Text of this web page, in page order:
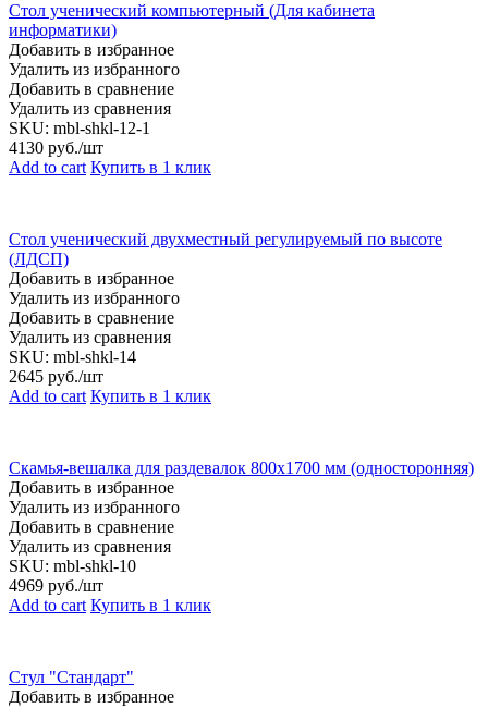
Стол ученический компьютерный (Для кабинета
информатики)
Добавить в избранное
Удалить из избранного
Добавить в сравнение
Удалить из сравнения
SKU: mbl-shkl-12-1
4130 руб./шт
Add to cart Купить в 1 клик
Стол ученический двухместный регулируемый по высоте
(ЛДСП)
Добавить в избранное
Удалить из избранного
Добавить в сравнение
Удалить из сравнения
SKU: mbl-shkl-14
2645 руб./шт
Add to cart Купить в 1 клик
Скамья-вешалка для раздевалок 800х1700 мм (односторонняя)
Добавить в избранное
Удалить из избранного
Добавить в сравнение
Удалить из сравнения
SKU: mbl-shkl-10
4969 руб./шт
Add to cart Купить в 1 клик
Стул "Стандарт"
Добавить в избранное